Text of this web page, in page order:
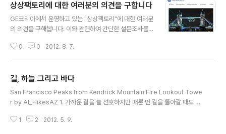
상상팩토리에 대한 여러분의 의견을 구합니다
GE코리아에서 운영하고 있는 "상상팩토리"에 대한 여러분
의 의견을 구해봅니다. 이와 관련하여 간단한 설문조사를
도움이 많이 되실 것 같습니다. [소개의 글] 2011년 10월
담긴 다양한 컨텐츠를 통해 블로그 독자 여러분들과 교감
하고 소통하기 위해 노력해 왔습니다. 이제 ‘GE 상상팩토
리’는 지금의 결과에 만족하지 않고 좀 더 많은 독자 여러분
로그로 도약하기 위해 여러분들의 소중한 의견 하나하나를
0 0 2012. 8. 7.
길, 하늘 그리고 바다
San Francisco Peaks from Kendrick Mountain Fire Lookout Towe
r by Al_HikesAZ 1. 가까운 길을 늘 선호하지만 때론 먼 길을 돌아갈 때도 있
움을 느낄 수 있으며 길 속에서 나를 발견할 수도 있다면 괜찮은 선택이지 않을
1 2 2012. 5. 9.